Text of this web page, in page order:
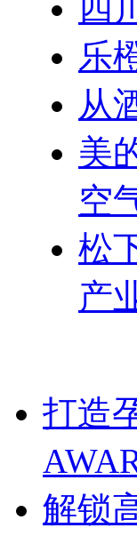
四
乐
从
美
空
松
产
打造
解锁